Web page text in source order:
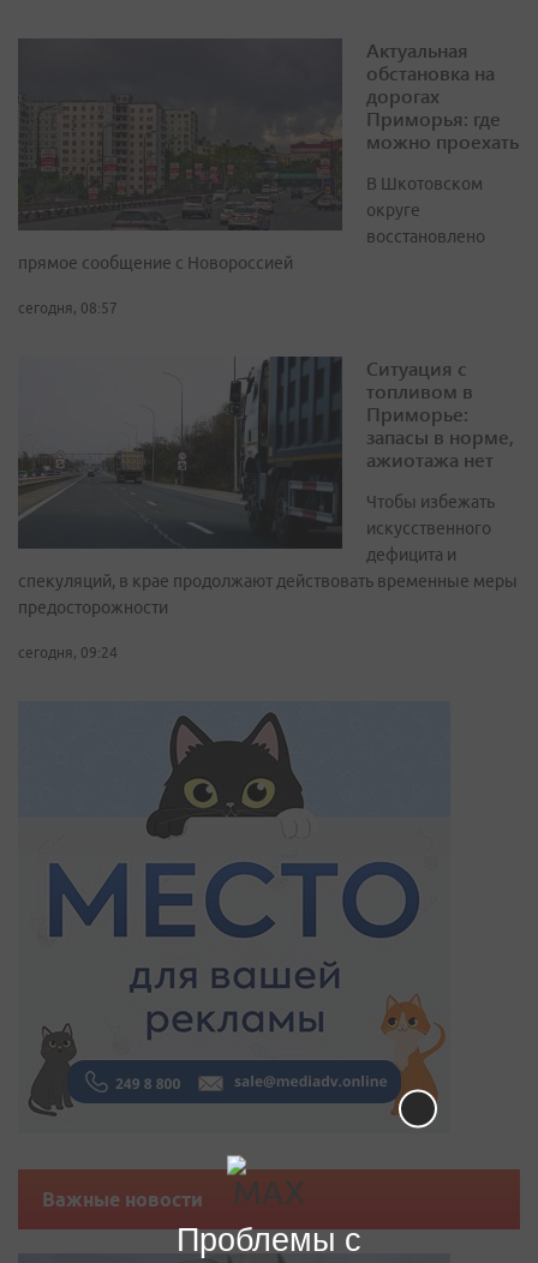
Актуальная
обстановка на
дорогах
Приморья: где
можно проехать
В Шкотовском
округе
восстановлено
прямое сообщение с Новороссией
сегодня, 08:57
Ситуация с
топливом в
Приморье:
запасы в норме,
ажиотажа нет
Чтобы избежать
искусственного
дефицита и
спекуляций, в крае продолжают действовать временные меры
предосторожности
сегодня, 09:24
Важные новости
Проблемы с